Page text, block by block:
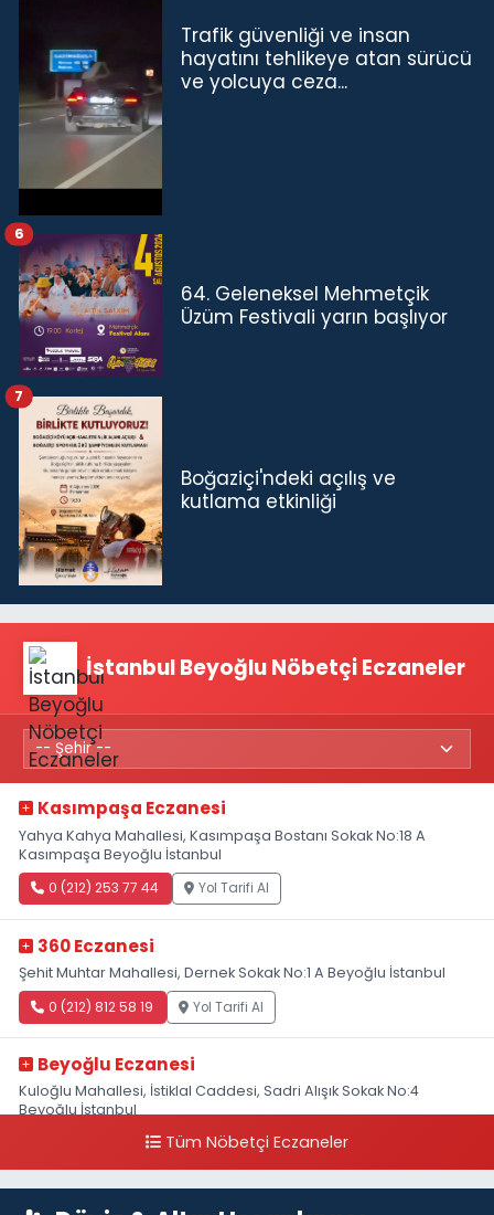
Trafik güvenliği ve insan
hayatını tehlikeye atan sürücü
ve yolcuya ceza...
64. Geleneksel Mehmetçik
Üzüm Festivali yarın başlıyor
6
Boğaziçi'ndeki açılış ve
kutlama etkinliği
7
İstanbul Beyoğlu Nöbetçi Eczaneler
Kasımpaşa Eczanesi
Yahya Kahya Mahallesi, Kasımpaşa Bostanı Sokak No:18 A
Kasımpaşa Beyoğlu İstanbul
0 (212) 253 77 44 Yol Tarifi Al
360 Eczanesi
Şehit Muhtar Mahallesi, Dernek Sokak No:1 A Beyoğlu İstanbul
0 (212) 812 58 19 Yol Tarifi Al
Beyoğlu Eczanesi
Kuloğlu Mahallesi, İstiklal Caddesi, Sadri Alışık Sokak No:4
Beyoğlu İstanbul
0 (212) 522 03 18 Yol Tarifi Al
Tüm Nöbetçi Eczaneler